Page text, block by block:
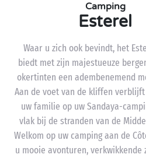
Camping
Esterel
Waar u zich ook bevindt, het
biedt met zijn majestueuze
okertinten een adembenemend
Aan de voet van de kliffen
uw familie op uw Sandaya-
vlak bij de stranden van de
Welkom op uw camping aan de
u mooie avonturen, verkwikkende